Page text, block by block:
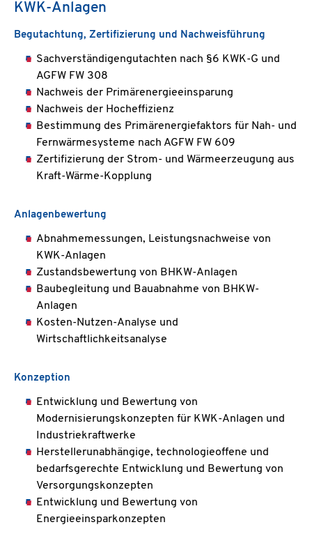
KWK-Anlagen
Begutachtung, Zertifizierung und Nachweisführung
Sachverständigengutachten nach §6 KWK-G und
AGFW FW 308
Nachweis der Primärenergieeinsparung
Nachweis der Hocheffizienz
Bestimmung des Primärenergiefaktors für Nah- und
Fernwärmesysteme nach AGFW FW 609
Zertifizierung der Strom- und Wärmeerzeugung aus
Kraft-Wärme-Kopplung
Anlagenbewertung
Abnahmemessungen, Leistungsnachweise von
KWK-Anlagen
Zustandsbewertung von BHKW-Anlagen
Baubegleitung und Bauabnahme von BHKW-
Anlagen
Kosten-Nutzen-Analyse und
Wirtschaftlichkeitsanalyse
Konzeption
Entwicklung und Bewertung von
Modernisierungskonzepten für KWK-Anlagen und
Industriekraftwerke
Herstellerunabhängige, technologieoffene und
bedarfsgerechte Entwicklung und Bewertung von
Versorgungskonzepten
Entwicklung und Bewertung von
Energieeinsparkonzepten